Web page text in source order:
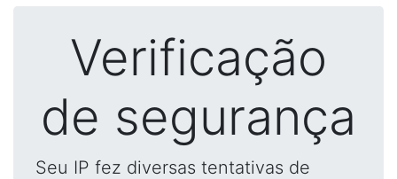
Verificação
de segurança
Seu IP fez diversas tentativas de